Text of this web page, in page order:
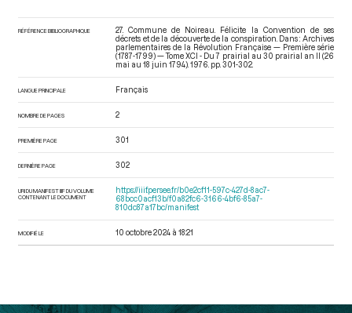
RÉFÉRENCE BIBLIOGRAPHIQUE
27. Commune de Noireau. Félicite la Convention de ses
décrets et de la découverte de la conspiration. Dans : Archives
parlementaires de la Révolution Française — Première série
(1787-1799) — Tome XCI - Du 7 prairial au 30 prairial an II (26
mai au 18 juin 1794) . 1976. pp. 301-302.
LANGUE PRINCIPALE Français
NOMBRE DE PAGES 2
PREMIÈRE PAGE 301
DERNIÈRE PAGE 302
URI DU MANIFEST IIIF DU VOLUME
CONTENANT LE DOCUMENT
https://iiif.persee.fr/b0e2cf11-597c-427d-8ac7-
68bcc0acf13b/f0a82fc6-3166-4bf6-85a7-
810dc87a17bc/manifest
MODIFIÉ LE 10 octobre 2024 à 18:21